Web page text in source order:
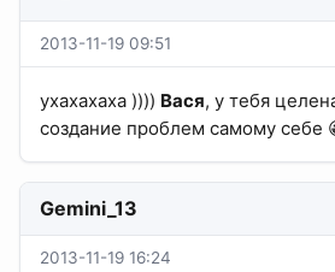
2013-11-19 09:51
ухахахаха )))) Вася, у тебя
создание проблем самому себе
Gemini_13
2013-11-19 16:24